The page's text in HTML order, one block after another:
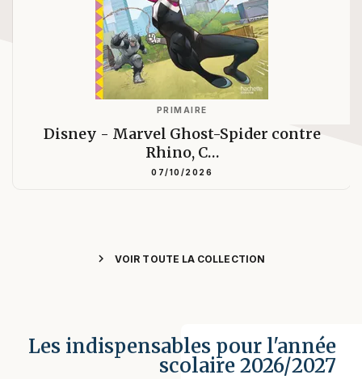
PRIMAIRE
Disney - Marvel Ghost-Spider contre
Rhino, C…
07/10/2026
chevron_right VOIR TOUTE LA COLLECTION
Les indispensables pour l'année
scolaire 2026/2027